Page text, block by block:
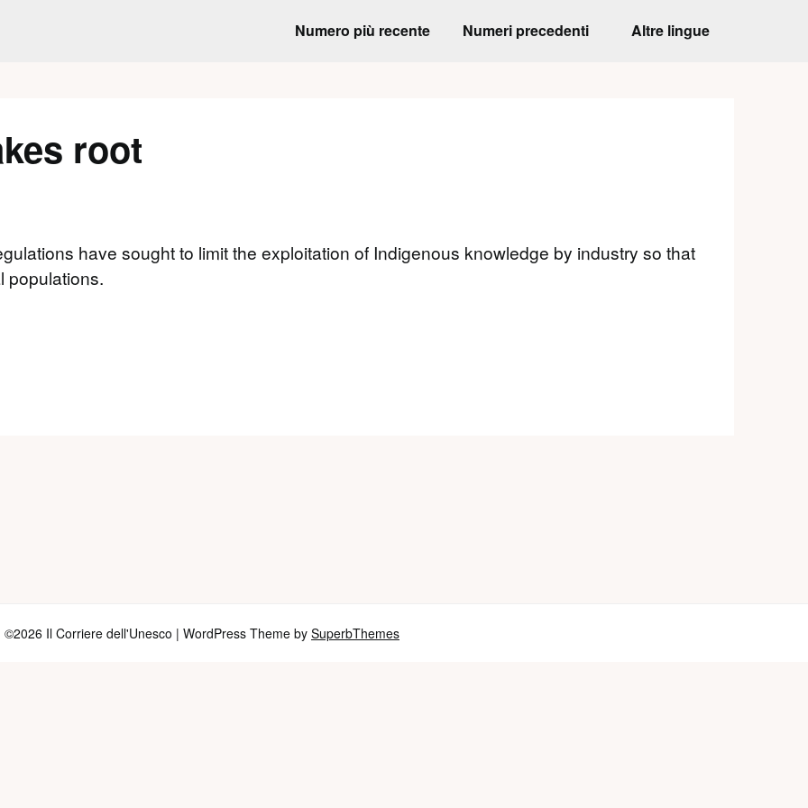
Numero più recente Numeri precedenti Altre lingue
root
have sought to limit the exploitation of Indigenous knowledge by industry so that
populations.
©2026 Il Corriere dell'Unesco | WordPress Theme by SuperbThemes